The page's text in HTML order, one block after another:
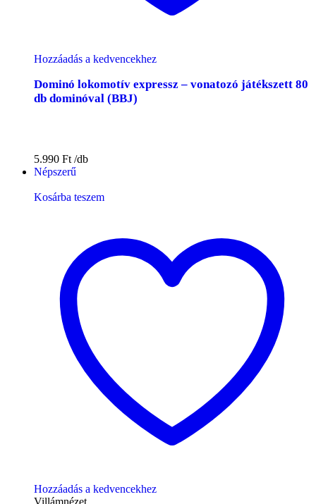
Hozzáadás a kedvencekhez
Dominó lokomotív expressz – vonatozó játékszett 80
db dominóval (BBJ)
5.990 Ft
Népszerű
Kosárba teszem
Hozzáadás a kedvencekhez
Villámnézet